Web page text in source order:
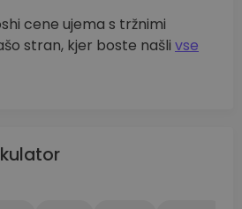
cene ujema s tržnimi
stran, kjer boste našli vse